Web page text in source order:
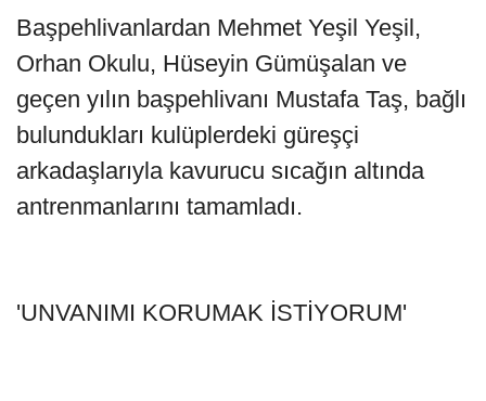
Başpehlivanlardan Mehmet Yeşil Yeşil,
Orhan Okulu, Hüseyin Gümüşalan ve
geçen yılın başpehlivanı Mustafa Taş, bağlı
bulundukları kulüplerdeki güreşçi
arkadaşlarıyla kavurucu sıcağın altında
antrenmanlarını tamamladı.
'UNVANIMI KORUMAK İSTİYORUM'